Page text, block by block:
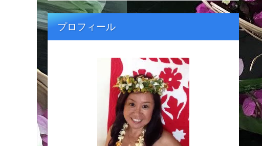
83%BC%E3%81%8C%E6
86-Tammy-Shinohara-
ebook/dp/B099566SKV/r
ef=sr_1_1?
__mk_ja_JP=%E3%82%AB
%E3%82%BF%E3%82%A
B%E3%83%8A&crid=1BSI
2S5YCDR6W&keywords=
%E5%B9%B8%E3%81%9
B%E3%81%AB%E3%81%
AA%E3%82%8C%E3%82
プロフィール